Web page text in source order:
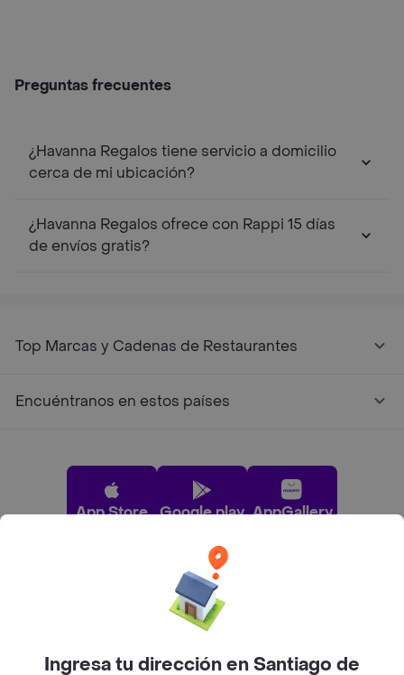
Preguntas frecuentes
¿Havanna Regalos tiene servicio a domicilio
cerca de mi ubicación?
¿Havanna Regalos ofrece con Rappi 15 días
de envíos gratis?
Top Marcas y Cadenas de Restaurantes
Encuéntranos en estos países
App Store Google play AppGallery
Pide tu comida favorita cerca de ti
Categorías
Ingresa tu dirección en Santiago de